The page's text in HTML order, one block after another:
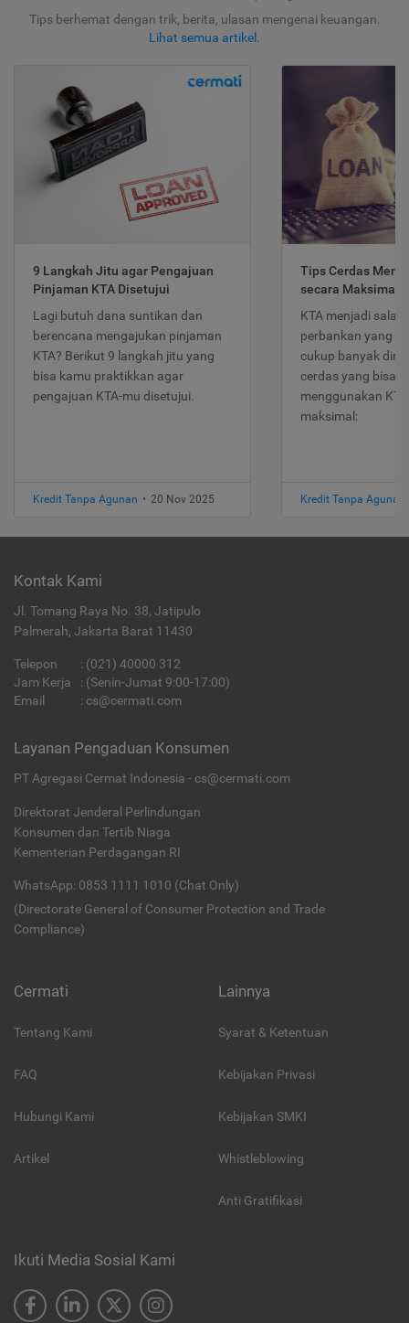
Tips berhemat dengan trik, berita, ulasan mengenai keuangan.
Lihat semua artikel .
9 Langkah Jitu agar Pengajuan
Pinjaman KTA Disetujui
Lagi butuh dana suntikan dan
berencana mengajukan pinjaman
KTA? Berikut 9 langkah jitu yang
bisa kamu praktikkan agar
pengajuan KTA-mu disetujui.
Kredit Tanpa Agunan • 20 Nov 2025
Tips Cerdas
secara Maksimal
KTA menjadi
perbankan yang
cukup banyak
cerdas yang bisa
menggunakan
maksimal:
Kredit Tanpa Agunan
Kontak Kami
Jl. Tomang Raya No. 38, Jatipulo
Palmerah, Jakarta Barat 11430
Telepon : (021) 40000 312
Jam Kerja
: (Senin-Jumat 9:00-17:00)
Email
: cs@cermati.com
Layanan Pengaduan Konsumen
PT Agregasi Cermat Indonesia - cs@cermati.com
Direktorat Jenderal Perlindungan
Konsumen dan Tertib Niaga
Kementerian Perdagangan RI
WhatsApp: 0853 1111 1010 (Chat Only)
(Directorate General of Consumer Protection and Trade
Compliance)
Cermati
Tentang Kami
FAQ
Hubungi Kami
Artikel
Lainnya
Syarat & Ketentuan
Kebijakan Privasi
Kebijakan SMKI
Whistleblowing
Anti Gratifikasi
Ikuti Media Sosial Kami